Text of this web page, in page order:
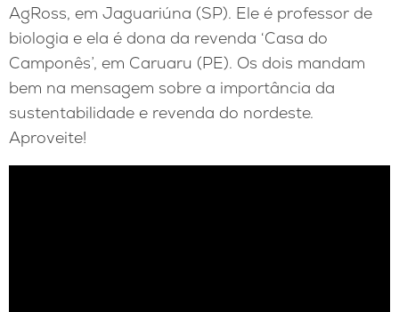
AgRoss, em Jaguariúna (SP). Ele é professor de
biologia e ela é dona da revenda ‘Casa do
Camponês’, em Caruaru (PE). Os dois mandam
bem na mensagem sobre a importância da
sustentabilidade e revenda do nordeste.
Aproveite!